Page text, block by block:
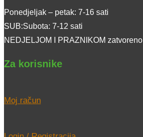
Ponedjeljak – petak: 7-16 sati
SUB:Subota: 7-12 sati
NEDJELJOM I PRAZNIKOM zatvoreno
Za korisnike
Moj račun